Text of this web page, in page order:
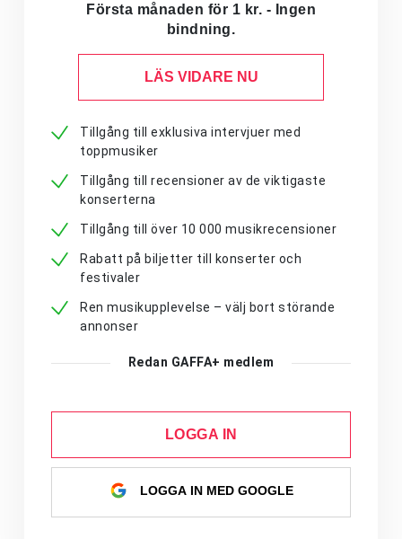
Första månaden för 1 kr. - Ingen
bindning.
LÄS VIDARE NU
Tillgång till exklusiva intervjuer med
toppmusiker
Tillgång till recensioner av de viktigaste
konserterna
Tillgång till över 10 000 musikrecensioner
Rabatt på biljetter till konserter och
festivaler
Ren musikupplevelse – välj bort störande
annonser
Redan GAFFA+ medlem
LOGGA IN
LOGGA IN MED GOOGLE